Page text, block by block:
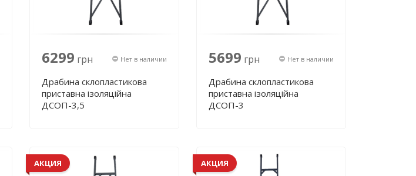
6299 грн Нет в наличии
Драбина склопластикова
приставна ізоляційна
ДСОП-3,5
5699 грн Нет в наличии
Драбина склопластикова
приставна ізоляційна
ДСОП-3
АКЦИЯ АКЦИЯ